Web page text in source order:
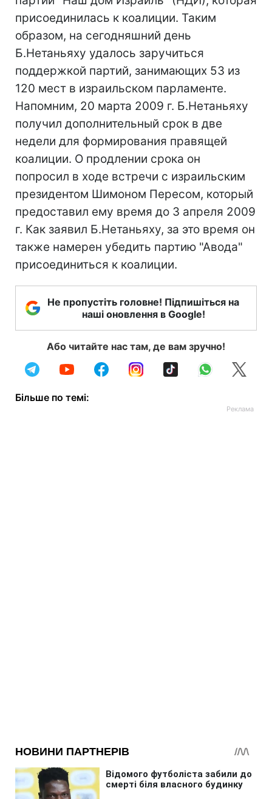
присоединилась к коалиции. Таким
образом, на сегодняшний день
Б.Нетаньяху удалось заручиться
поддержкой партий, занимающих 53 из
120 мест в израильском парламенте.
Напомним, 20 марта 2009 г. Б.Нетаньяху
получил дополнительный срок в две
недели для формирования правящей
коалиции. О продлении срока он
попросил в ходе встречи с израильским
президентом Шимоном Пересом, который
предоставил ему время до 3 апреля 2009
г. Как заявил Б.Нетаньяху, за это время он
также намерен убедить партию "Авода"
присоединиться к коалиции.
Не пропустіть головне! Підпишіться на
наші оновлення в Google!
Або читайте нас там, де вам зручно!
Більше по темі: